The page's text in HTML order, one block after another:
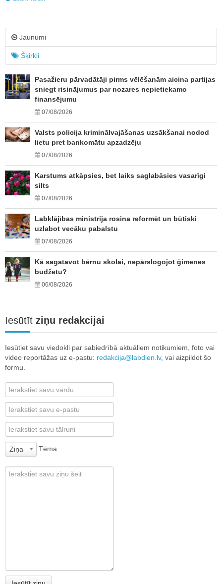
Jaunumi
Šķirkļi
Pasažieru pārvadātāji pirms vēlēšanām aicina partijas
sniegt risinājumus par nozares nepietiekamo
finansējumu
07/08/2026
Valsts policija kriminālvajāšanas uzsākšanai nodod
lietu pret bankomātu apzadzēju
07/08/2026
Karstums atkāpsies, bet laiks saglabāsies vasarīgi
silts
07/08/2026
Labklājības ministrija rosina reformēt un būtiski
uzlabot vecāku pabalstu
07/08/2026
Kā sagatavot bērnu skolai, nepārslogojot ģimenes
budžetu?
06/08/2026
Iesūtīt ziņu redakcijai
Iesūtiet savu viedokli par sabiedrībā aktuāliem notikumiem, foto vai
video reportāžas uz e-pastu: redakcija@labdien.lv, vai aizpildot šo
formu.
Ziņa Tēma